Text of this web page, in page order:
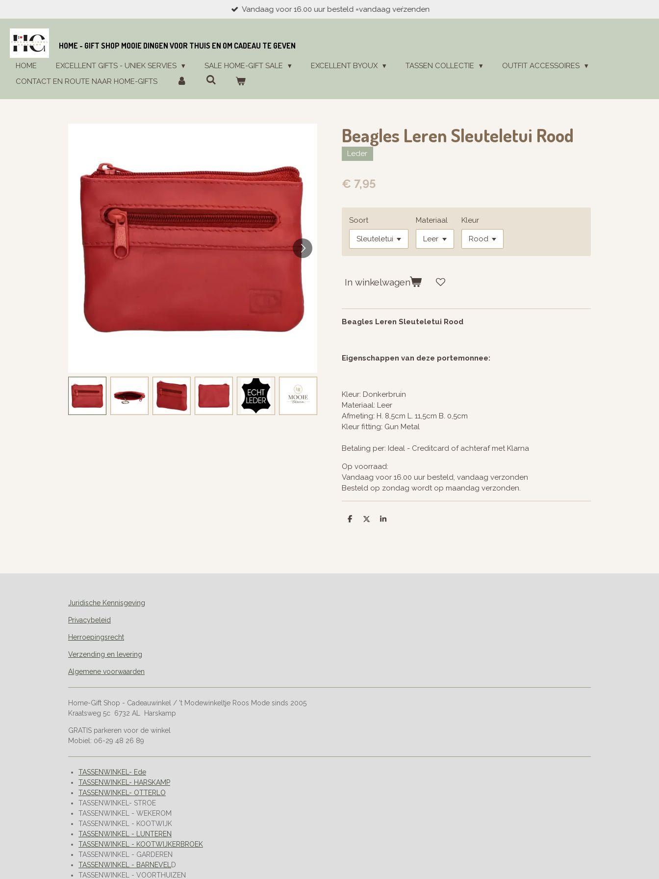
direct
naar
de
hoofdinhoud
Vandaag voor 16.00 uur besteld =vandaag veŕzenden
HOME - GIFT SHOP MOOIE DINGEN VOOR THUIS EN OM CADEAU TE GEVEN
HOME EXCELLENT GIFTS - UNIEK SERVIES SALE HOME-GIFT SALE EXCELLENT BYOUX TASSEN COLLECTIE
OUTFIT ACCESSOIRES
CONTACT EN ROUTE NAAR HOME-GIFTS
Beagles Leren Sleuteletui Rood
Leder
€ 7,95
Soort Materiaal Kleur
In winkelwagen
Beagles Leren Sleuteletui Rood
Eigenschappen van deze portemonnee:
Kleur: Donkerbruin
Materiaal: Leer
Afmeting: H. 8,5cm L. 11,5cm B. 0,5cm
Kleur fitting: Gun Metal
Betaling per: Ideal - Creditcard of achteraf met Klarna
Op voorraad:
Vandaag voor 16.00 uur besteld, vandaag verzonden
Besteld op zondag wordt op maandag verzonden.
D
D
S
Juridische Kennisgeving
Privacybeleid
Herroepingsrecht
Verzending en levering
Algemene voorwaarden
Home-Gift Shop - Cadeauwinkel / 't Modewinkeltje Roos Mode sinds 2005
Kraatsweg 5c 6732 AL Harskamp
GRATIS parkeren voor de winkel
Mobiel: 06-29 48 26 89
TASSENWINKEL- Ede
TASSENWINKEL- HARSKAMP
TASSENWINKEL- OTTERLO
TASSENWINKEL- STROE
TASSENWINKEL - WEKEROM
TASSENWINKEL - KOOTWIJK
TASSENWINKEL - LUNTEREN
TASSENWINKEL - KOOTWIJKERBROEK
TASSENWINKEL - GARDEREN
TASSENWINKEL - BARNEVEL D
TASSENWINKEL - VOORTHUIZEN